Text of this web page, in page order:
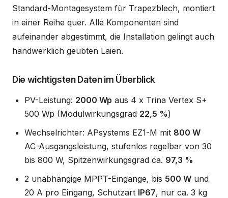
Standard-Montagesystem für Trapezblech, montiert
in einer Reihe quer. Alle Komponenten sind
aufeinander abgestimmt, die Installation gelingt auch
handwerklich geübten Laien.
Die wichtigsten Daten im Überblick
PV-Leistung: 2000 Wp aus 4 x Trina Vertex S+
500 Wp (Modulwirkungsgrad 22,5 %)
Wechselrichter: APsystems EZ1-M mit 800 W
AC-Ausgangsleistung, stufenlos regelbar von 30
bis 800 W, Spitzenwirkungsgrad ca. 97,3 %
2 unabhängige MPPT-Eingänge, bis 500 W und
20 A pro Eingang, Schutzart IP67, nur ca. 3 kg